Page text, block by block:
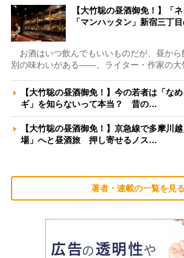
【大竹聡の昼酒御免！】「
「マンハッタン」新宿三丁
お酒はいつ飲んでもいいものだが、昼から
別の味わいがある――。ライター・作家の
【大竹聡の昼酒御免！】今の若者は「な
ギ」を知らないって本当？ 昔の…
【大竹聡の昼酒御免！】京急線で多摩川
場」へと昼酒旅 押し寄せるノス…
著者・連載の一覧を見る